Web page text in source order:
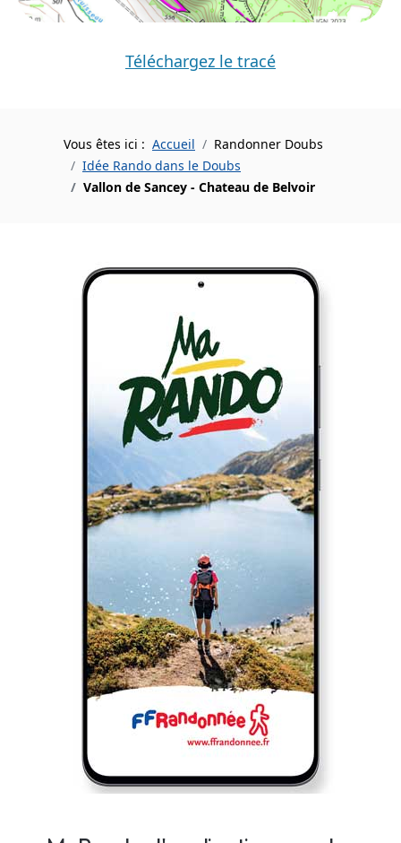
Téléchargez le tracé
Vous êtes ici : Accueil
Randonner Doubs
Idée Rando dans le Doubs
Vallon de Sancey - Chateau de Belvoir